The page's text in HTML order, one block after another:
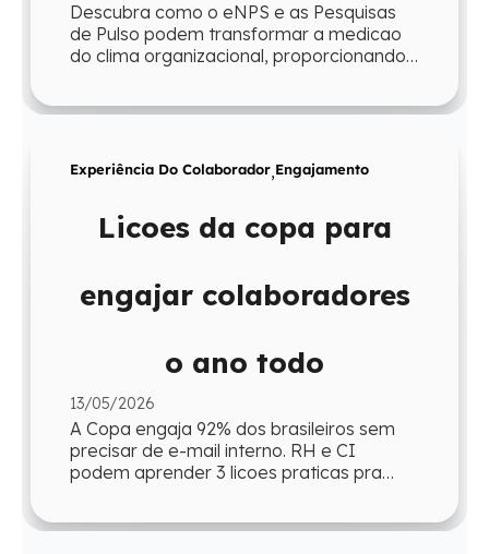
Descubra como o eNPS e as Pesquisas
de Pulso podem transformar a medicao
do clima organizacional, proporcionando
Experiência Do Colaborador,Engajamento
Licoes da copa para
engajar colaboradores
o ano todo
13/05/2026
A Copa engaja 92% dos brasileiros sem
precisar de e-mail interno. RH e CI
podem aprender 3 licoes praticas pra